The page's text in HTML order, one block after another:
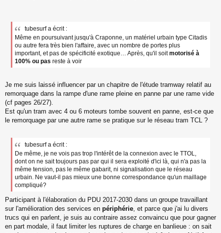
tubesurf a écrit :
Même en poursuivant jusqu'à Craponne, un matériel urbain type Citadis
ou autre fera très bien l'affaire, avec un nombre de portes plus
important, et pas de spécificité exotique… Après, qu'il soitmotorisé à
100% ou pas reste à voir
Je me suis laissé influencer par un chapitre de l'étude tramway relatif au
remorquage dans la rampe d'une rame pleine en panne par une rame vide
(cf pages 26/27).
Est qu'un tram avec 4 ou 6 moteurs tombe souvent en panne, est-ce que
le remorquage par une autre rame se pratique sur le réseau tram TCL ?
tubesurf a écrit :
De même, je ne vois pas trop l'intérêt de la connexion avec le TTOL,
dont on ne sait toujours pas par qui il sera exploité d'ici là, qui n'a pas la
même tension, pas le même gabarit, ni signalisation que le réseau
urbain. Ne vaut-il pas mieux une bonne correspondance qu'un maillage
compliqué?
Participant à l'élaboration du PDU 2017-2030 dans un groupe travaillant
sur l'amélioration des services en périphérie , et parce que j'ai lu divers
trucs qui en parlent, je suis au contraire assez convaincu que pour gagner
en part modale, il faut limiter les ruptures de charge en banlieue : on sait